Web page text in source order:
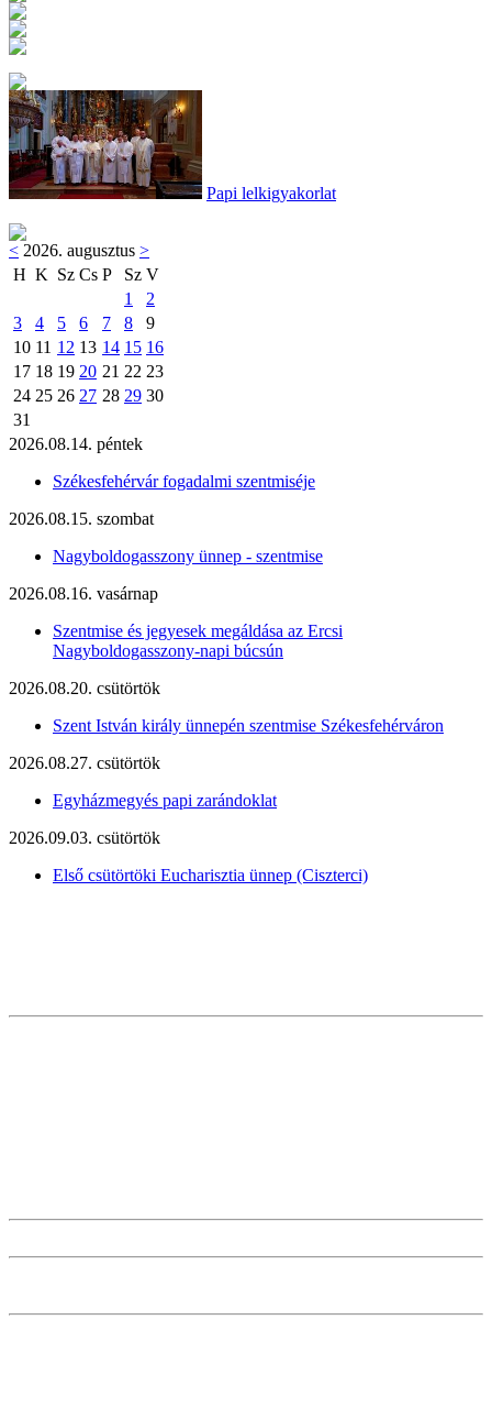
Papi lelkigyakorlat
< 2026. augusztus >
H K Sz Cs P Sz V
1
2
3
4 5 6 7 8
9
10 11 12 13 14 15 16
17 18 19 20 21 22 23
24 25 26 27 28 29 30
31
2026.08.14. péntek
Székesfehérvár fogadalmi szentmiséje
2026.08.15. szombat
Nagyboldogasszony ünnep - szentmise
2026.08.16. vasárnap
Szentmise és jegyesek megáldása az Ercsi
Nagyboldogasszony-napi búcsún
2026.08.20. csütörtök
Szent István király ünnepén szentmise Székesfehérváron
2026.08.27. csütörtök
Egyházmegyés papi zarándoklat
2026.09.03. csütörtök
Első csütörtöki Eucharisztia ünnep (Ciszterci)